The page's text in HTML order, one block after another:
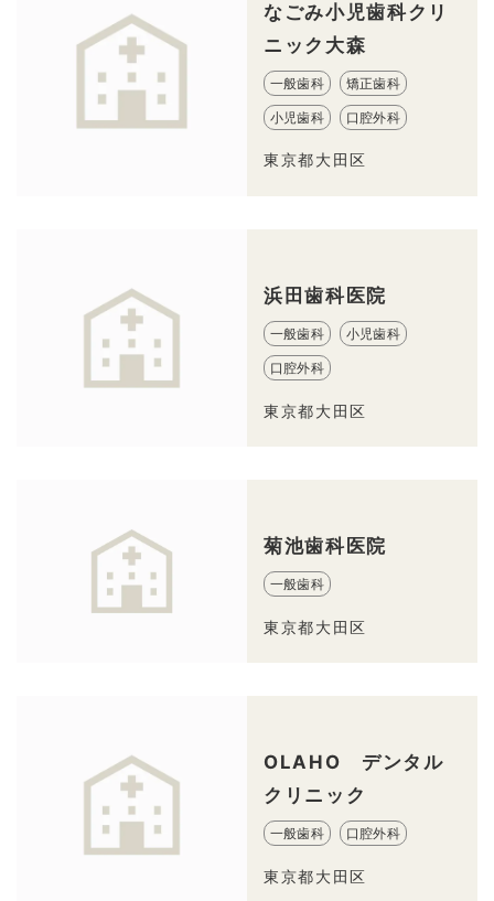
なごみ小児歯科クリ
ニック大森
一般歯科 矯正歯科
小児歯科 口腔外科
東京都大田区
浜田歯科医院
一般歯科 小児歯科
口腔外科
東京都大田区
菊池歯科医院
一般歯科
東京都大田区
OLAHO デンタル
クリニック
一般歯科 口腔外科
東京都大田区